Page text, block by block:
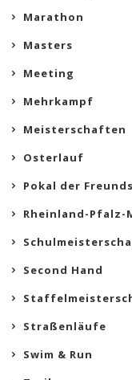
Marathon
Masters
Meeting
Mehrkampf
Meisterschaften
Osterlauf
Pokal der
Rheinland-
Second Hand
Straßenläufe
Swim & Run